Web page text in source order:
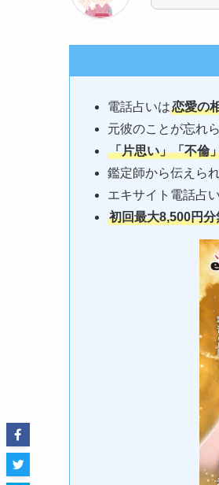
電話占いは恋愛の
元彼のことが忘れ
「片思い」「不倫
鑑定師から伝えら
エキサイト電話占
初回最大8,500円